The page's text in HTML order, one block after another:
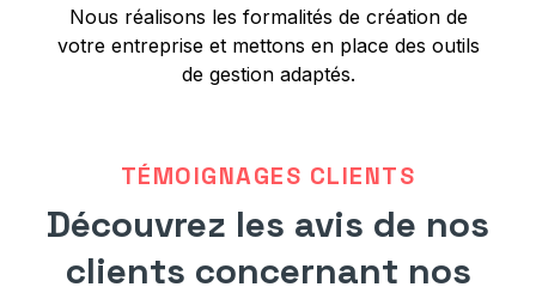
Nous réalisons les formalités de création de
votre entreprise et mettons en place des outils
de gestion adaptés.
TÉMOIGNAGES CLIENTS
Découvrez les avis de nos
clients concernant nos